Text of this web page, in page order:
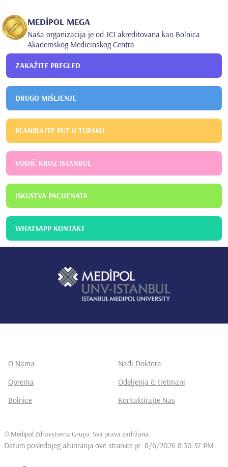
MEDİPOL MEGA
Naša organizacija je od JCI akreditovana kao Bolnica
Akademskog Medicinskog Centra
ZAKAŽITE PREGLED
DRUGO MIŠLJENJE
PLANIRAJTE PUT U TURSKU
VODIČ KROZ ISTANBUL
ISKUSTVA PACIJENATA
WHATSAPP KONTAKT
O Nama
Nađi Doktora
Oprema
Odeljenja & tretmani
Bolnice
Kontaktirajte Nas
© Medipol Zdravstvena Grupa. Sva prava zadržana
Datum poslednjeg ažuriranja ove stranice je 8/6/2026 8:30:37 PM